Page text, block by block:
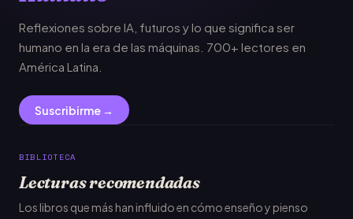
Reflexiones sobre IA, futuros y lo que significa ser
humano en la era de las máquinas. 700+ lectores en
América Latina.
Suscribirme →
BIBLIOTECA
Lecturas recomendadas
Los libros que más han influido en cómo enseño y pienso